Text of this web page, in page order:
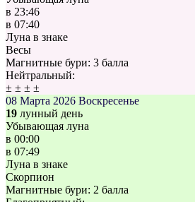
в 23:46
в 07:40
Луна в знаке
Весы
Магнитные бури: 3 балла
Нейтральный:
± ± ± ±
08 Марта 2026 Воскресенье
19 лунный день
Убывающая луна
в 00:00
в 07:49
Луна в знаке
Скорпион
Магнитные бури: 2 балла